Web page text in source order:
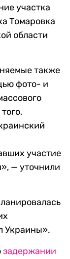
участка
Томаровка
области
также
фото- и
участие
— уточнили
Украины».
задержании